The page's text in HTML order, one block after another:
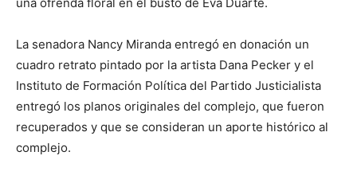
La senadora Nancy Miranda entregó en donación un
cuadro retrato pintado por la artista Dana Pecker y el
Instituto de Formación Política del Partido Justicialista
entregó los planos originales del complejo, que fueron
recuperados y que se consideran un aporte histórico al
complejo.